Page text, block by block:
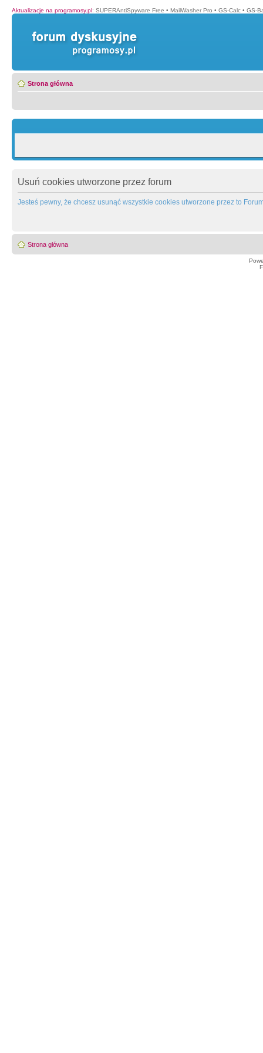
Aktualizacje na programosy.pl: SUPERAntiSpyware Free • MailWasher Pro • GS-Calc • GS-
Strona główna
Usuń cookies utworzone przez forum
Jesteś pewny, że chcesz usunąć wszystkie cookies utworzone przez to
Strona główna